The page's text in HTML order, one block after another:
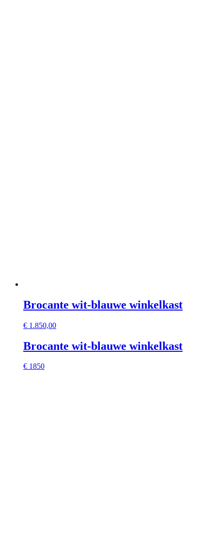
Brocante wit-blauwe winkelkast
€ 1.850,00
Brocante wit-blauwe winkelkast
€ 1850